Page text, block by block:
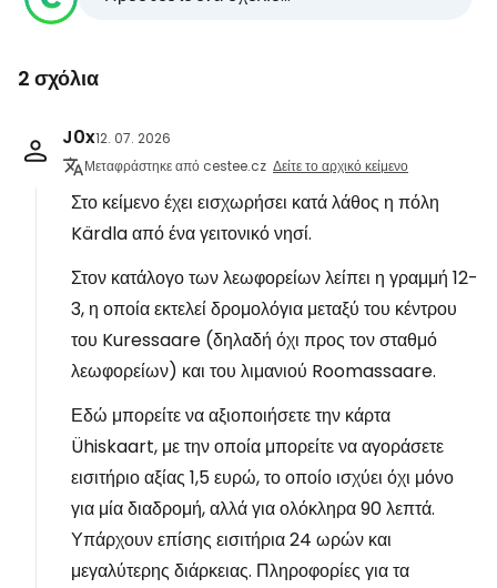
2 σχόλια
J0x12. 07. 2026
Μεταφράστηκε από cestee.cz Δείτε το αρχικό κείμενο
Στο κείμενο έχει εισχωρήσει κατά λάθος η πόλη
Kärdla από ένα γειτονικό νησί.
Στον κατάλογο των λεωφορείων λείπει η γραμμή 12-
3, η οποία εκτελεί δρομολόγια μεταξύ του κέντρου
του Kuressaare (δηλαδή όχι προς τον σταθμό
λεωφορείων) και του λιμανιού Roomassaare.
Εδώ μπορείτε να αξιοποιήσετε την κάρτα
Ühiskaart, με την οποία μπορείτε να αγοράσετε
εισιτήριο αξίας 1,5 ευρώ, το οποίο ισχύει όχι μόνο
για μία διαδρομή, αλλά για ολόκληρα 90 λεπτά.
Υπάρχουν επίσης εισιτήρια 24 ωρών και
μεγαλύτερης διάρκειας. Πληροφορίες για τα